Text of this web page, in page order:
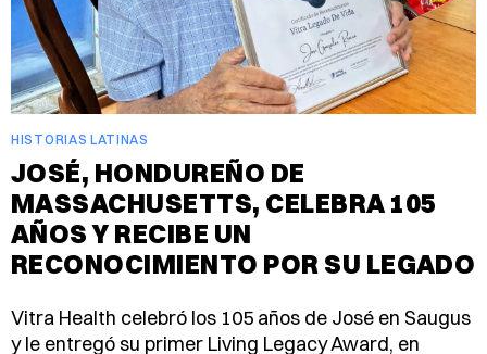
HISTORIAS LATINAS
JOSÉ, HONDUREÑO DE
MASSACHUSETTS, CELEBRA 105
AÑOS Y RECIBE UN
RECONOCIMIENTO POR SU LEGADO
Vitra Health celebró los 105 años de José en Saugus
y le entregó su primer Living Legacy Award, en